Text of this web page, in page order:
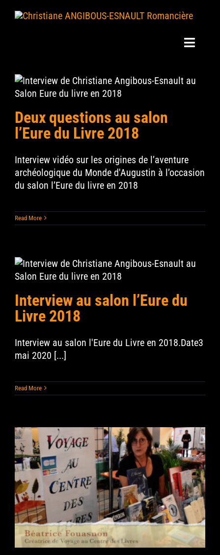
Toggle
Mes Livres
Mon Blog
Ma Bio
Revue de presse
Interviews
Search
for:
Deux questions au salon
l’Eure du Livre 2018
Interview vidéo sur les origines de l’aventure
archéologique du Monde d'Augustin à l’occasion
du salon l’Eure du livre en 2018
Read More
Interview au salon l’Eure du
Livre 2018
Interview au salon l'Eure du Livre en 2018.Date3
mai 2020 [...]
Read More